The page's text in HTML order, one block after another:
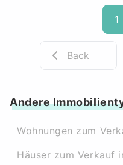
1
Back
Andere
Wohnungen zum
Häuser zum Verkauf